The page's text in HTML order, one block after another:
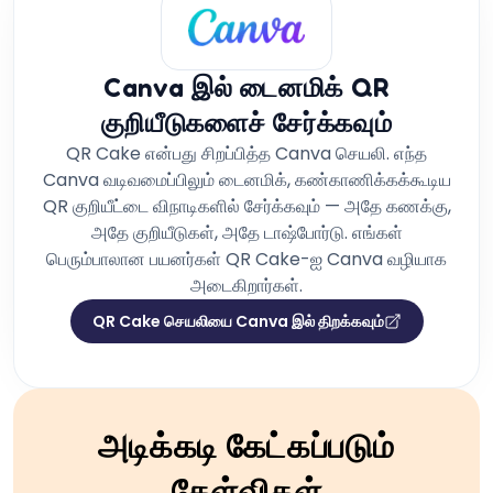
Canva இல் டைனமிக் QR
குறியீடுகளைச் சேர்க்கவும்
QR Cake என்பது சிறப்பித்த Canva செயலி. எந்த
Canva வடிவமைப்பிலும் டைனமிக், கண்காணிக்கக்கூடிய
QR குறியீட்டை விநாடிகளில் சேர்க்கவும் — அதே கணக்கு,
அதே குறியீடுகள், அதே டாஷ்போர்டு. எங்கள்
பெரும்பாலான பயனர்கள் QR Cake-ஐ Canva வழியாக
அடைகிறார்கள்.
QR Cake செயலியை Canva இல் திறக்கவும்
அடிக்கடி கேட்கப்படும்